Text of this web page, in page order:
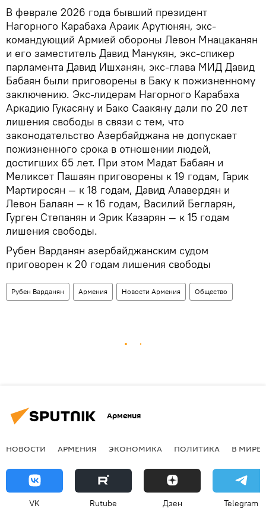
В феврале 2026 года бывший президент
Нагорного Карабаха Араик Арутюнян, экс-
командующий Армией обороны Левон Мнацаканян
и его заместитель Давид Манукян, экс-спикер
парламента Давид Ишханян, экс-глава МИД Давид
Бабаян были приговорены в Баку к пожизненному
заключению. Экс-лидерам Нагорного Карабаха
Аркадию Гукасяну и Бако Саакяну дали по 20 лет
лишения свободы в связи с тем, что
законодательство Азербайджана не допускает
пожизненного срока в отношении людей,
достигших 65 лет. При этом Мадат Бабаян и
Меликсет Пашаян приговорены к 19 годам, Гарик
Мартиросян — к 18 годам, Давид Алавердян и
Левон Балаян — к 16 годам, Василий Бегларян,
Гурген Степанян и Эрик Казарян — к 15 годам
лишения свободы.
Рубен Варданян азербайджанским судом
приговорен к 20 годам лишения свободы
Рубен Варданян Армения Новости Армения Общество
Армения
НОВОСТИ АРМЕНИЯ ЭКОНОМИКА ПОЛИТИКА В МИРЕ
VK Rutube Дзен Telegram